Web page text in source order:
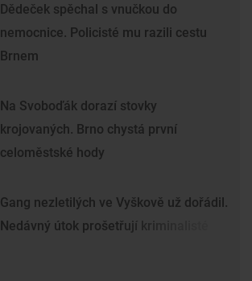
Dědeček spěchal s vnučkou do
nemocnice. Policisté mu razili cestu
Brnem
Na Svoboďák dorazí stovky
krojovaných. Brno chystá první
celoměstské hody
Gang nezletilých ve Vyškově už dořádil.
Nedávný útok prošetřují kriminalisté